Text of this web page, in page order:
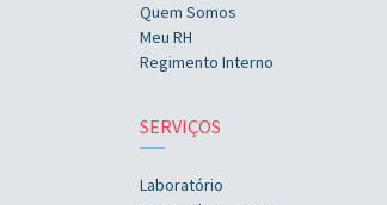
Quem Somos
Meu RH
Regimento Interno
SERVIÇOS
Laboratório